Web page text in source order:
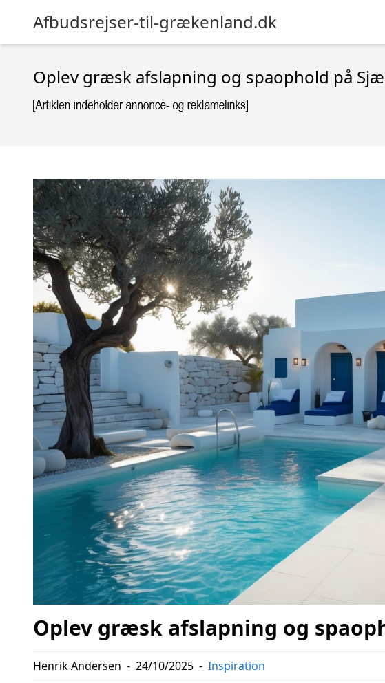
Afbudsrejser-til-grækenland.dk
Oplev græsk afslapning og spaophold på
Oplev græsk afslapning og
Henrik Andersen - 24/10/2025 - Inspiration